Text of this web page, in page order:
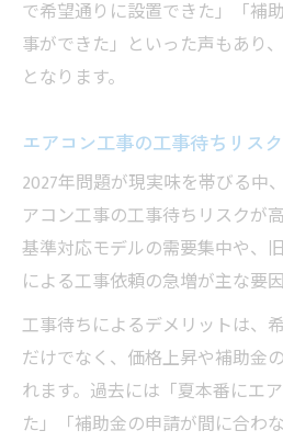
で希望通りに設置できた」「補
事ができた」といった声もあり
となります。
エアコン工事の工事待ちリス
2027年問題が現実味を帯びる中
アコン工事の工事待ちリスクが
基準対応モデルの需要集中や、
による工事依頼の急増が主な要因
工事待ちによるデメリットは、
だけでなく、価格上昇や補助金
れます。過去には「夏本番にエ
た」「補助金の申請が間に合わ